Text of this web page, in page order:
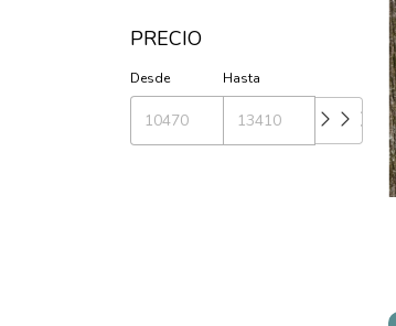
PRECIO
Desde Hasta